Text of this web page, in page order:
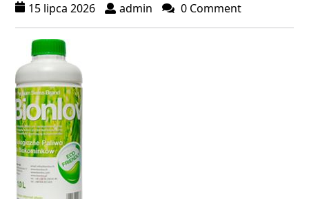
15 lipca 2026 admin 0 Comment